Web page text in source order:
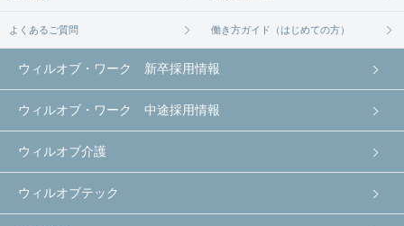
よくあるご質問 働き方ガイド（はじめての方）
ウィルオブ・ワーク 新卒採用情報
ウィルオブ・ワーク 中途採用情報
ウィルオブ介護
ウィルオブテック